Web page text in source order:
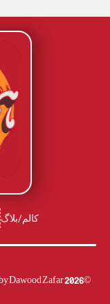
کالم/بلاگ
©
2026
Dawood Zafar